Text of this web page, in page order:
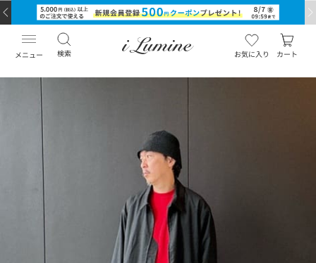
メニュー 検索 お気に入り カート